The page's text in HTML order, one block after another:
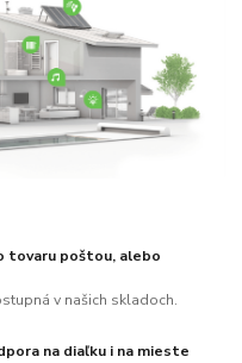
tovaru poštou, alebo
v našich skladoch.
na diaľku i na mieste